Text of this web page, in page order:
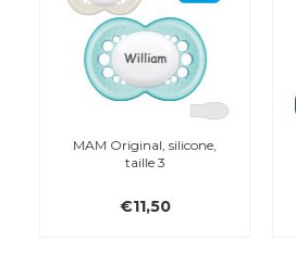
MAM Original, silicone,
taille 3
€11,50